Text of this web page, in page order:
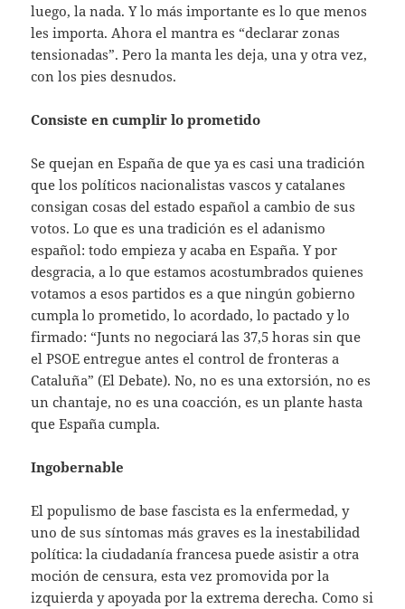
luego, la nada. Y lo más importante es lo que menos
les importa. Ahora el mantra es “declarar zonas
tensionadas”. Pero la manta les deja, una y otra vez,
con los pies desnudos.
Consiste en cumplir lo prometido
Se quejan en España de que ya es casi una tradición
que los políticos nacionalistas vascos y catalanes
consigan cosas del estado español a cambio de sus
votos. Lo que es una tradición es el adanismo
español: todo empieza y acaba en España. Y por
desgracia, a lo que estamos acostumbrados quienes
votamos a esos partidos es a que ningún gobierno
cumpla lo prometido, lo acordado, lo pactado y lo
firmado: “Junts no negociará las 37,5 horas sin que
el PSOE entregue antes el control de fronteras a
Cataluña” (El Debate). No, no es una extorsión, no es
un chantaje, no es una coacción, es un plante hasta
que España cumpla.
Ingobernable
El populismo de base fascista es la enfermedad, y
uno de sus síntomas más graves es la inestabilidad
política: la ciudadanía francesa puede asistir a otra
moción de censura, esta vez promovida por la
izquierda y apoyada por la extrema derecha. Como si